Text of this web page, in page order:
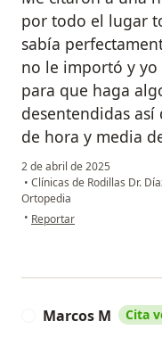
por todo el lugar
sabía
no le importó y yo
para que haga
desentendidas
de hora y media
2 de abril de 2025
• Clínicas de Rodillas Dr.
Ortopedia
• en opinión del usuario Mpc
Reportar
Marcos M Cita